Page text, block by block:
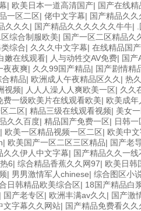
| 欧美日本一道高清国产| 国产在线
一区二区| 佬中文字幕| 国产精品久
久久久 | 国产精品久久久久久久牛牛|
综合制服欧美| 国产一区二区精品久
综合| 久久久中文字幕| 在线精品国
嫩在线观看| 人与动牲交AV免费| 国产
夜夜爽| 久久99国产精品| 国产剧情精
精品| 欧洲成人午夜精品区久久 | 热
视频| 人人人澡人人爽欧美一区| 久久
费一级欧美片在线观看欧美| 欧美成年
二区| 精品三级在线观看视频| 美女
久久百度| 精品国产免费一区| 日韩
| 欧美一区精品视频一区二区| 欧美中
| 欧美国产一区二区三区精品| 国产老
久久伊人中文字幕| 国产精品久久一线
6| 综合精品香蕉久久网97| 欧美日韩
| 男男激情军人chinese| 综合图区小
日韩精品欧美综合区| 18国产精品白
| 国产老专区| 欧洲丰满av久久 | 国产激
文字幕久久网站| 国产精品免费看久久